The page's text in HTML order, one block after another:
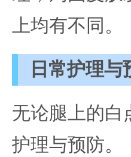
上均有不同。
日常护理与
无论腿上的白
护理与预防。